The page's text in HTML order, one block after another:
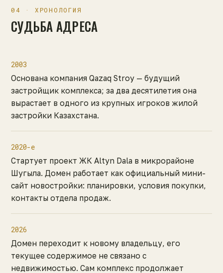
04 · ХРОНОЛОГИЯ
СУДЬБА АДРЕСА
2003
Основана компания Qazaq Stroy — будущий
застройщик комплекса; за два десятилетия она
вырастает в одного из крупных игроков жилой
застройки Казахстана.
2020-е
Стартует проект ЖК Altyn Dala в микрорайоне
Шугыла. Домен работает как официальный мини-
сайт новостройки: планировки, условия покупки,
контакты отдела продаж.
2026
Домен переходит к новому владельцу, его
текущее содержимое не связано с
недвижимостью. Сам комплекс продолжает